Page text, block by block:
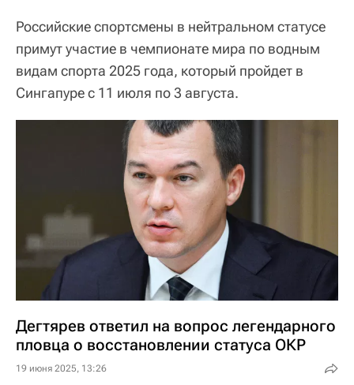
Российские спортсмены в нейтральном статусе
примут участие в чемпионате мира по водным
видам спорта 2025 года, который пройдет в
Сингапуре с 11 июля по 3 августа.
Дегтярев ответил на вопрос легендарного
пловца о восстановлении статуса ОКР
19 июня 2025, 13:26